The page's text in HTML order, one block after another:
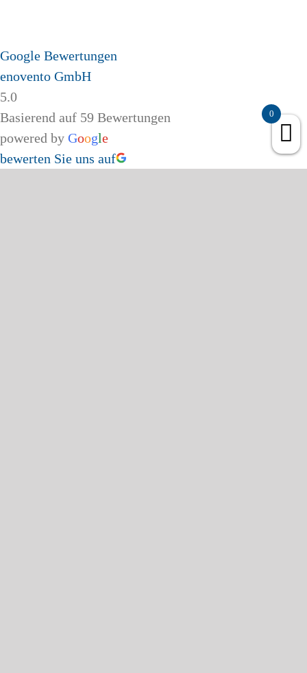
Google Bewertungen
enovento GmbH
5.0
Basierend auf 59 Bewertungen
powered by Google
bewerten Sie uns auf
0